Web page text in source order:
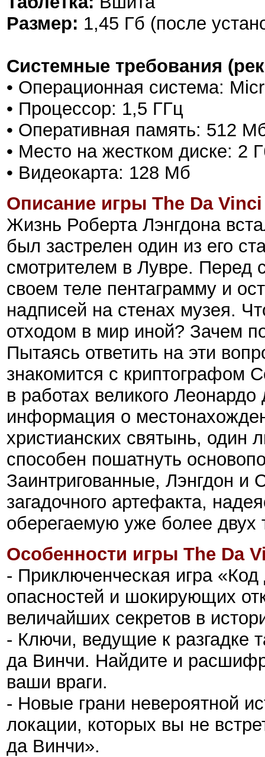
Размер: 1,45 Гб (после
Системные требования
• Операционная система:
• Процессор: 1,5 ГГц
• Оперативная память: 512
• Место на жестком диске: 2
• Видеокарта: 128 Мб
Описание игры The Da
Жизнь Роберта Лэнгдона
был застрелен один из его
смотрителем в Лувре. Перед
своем теле пентаграмму и
надписей на стенах музея.
отходом в мир иной? Зачем
Пытаясь ответить на эти
знакомится с криптографом
в работах великого
информация о
христианских святынь, один
способен пошатнуть
Заинтригованные, Лэнгдон и
загадочного артефакта,
оберегаемую уже более двух
Особенности игры The Da
- Приключенческая игра
опасностей и шокирующих
величайших секретов в
- Ключи, ведущие к разгадке
да Винчи. Найдите и
ваши враги.
- Новые грани невероятной
локации, которых вы не
да Винчи».